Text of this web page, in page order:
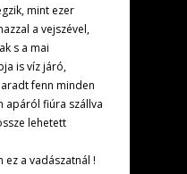
mint ezer
a vejszével,
s a mai
is víz járó,
fenn minden
apáról fiúra szállva
lehetett
ez a vadászatnál !